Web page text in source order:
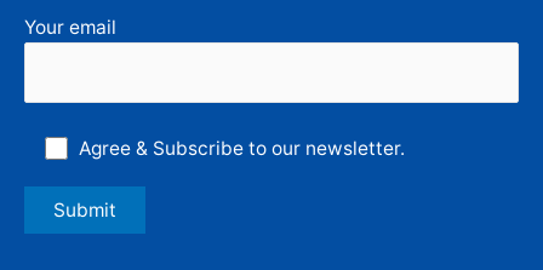
Your email
Agree & Subscribe to our newsletter.